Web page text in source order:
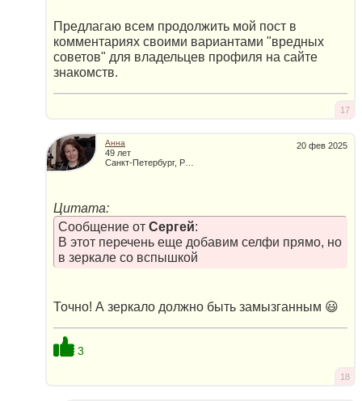
Предлагаю всем продолжить мой пост в
комментариях своими вариантами "вредных
советов" для владельцев профиля на сайте
знакомств.
17
20 фев 2025
Анна
49 лет
Цитата:
Сообщение от Сергей:
В этот перечень еще добавим селфи прямо, но
в зеркале со вспышкой
Точно! А зеркало должно быть замызганным 😃
3
18